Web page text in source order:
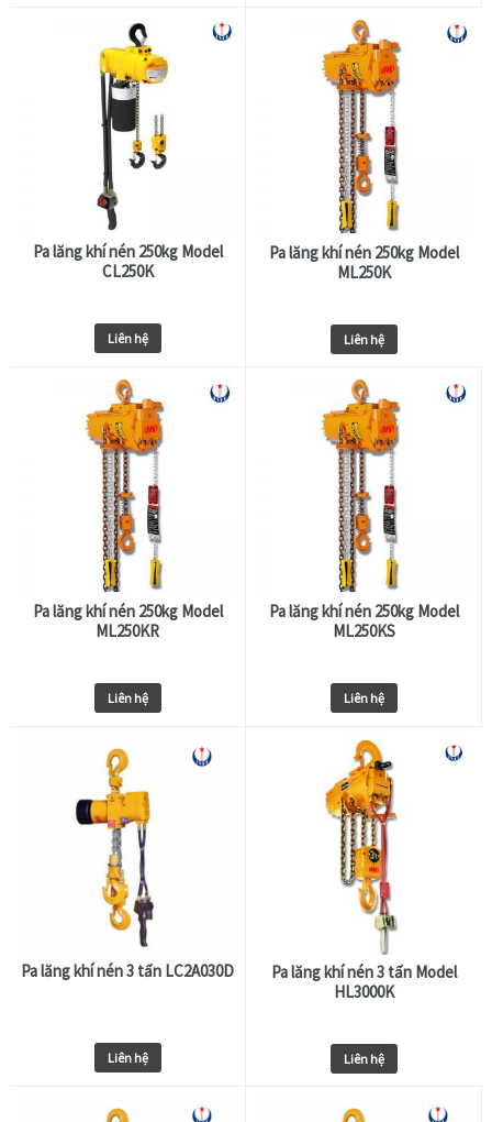
Pa lăng khí nén 250kg Model
CL250K
Liên hệ
Pa lăng khí nén 250kg Model
ML250K
Liên hệ
Pa lăng khí nén 250kg Model
ML250KR
Liên hệ
Pa lăng khí nén 250kg Model
ML250KS
Liên hệ
Pa lăng khí nén 3 tấn LC2A030D
Liên hệ
Pa lăng khí nén 3 tấn Model
HL3000K
Liên hệ